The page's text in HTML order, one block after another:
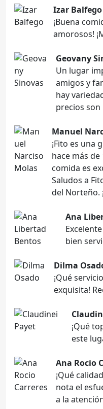
Izar Balfego
¡Buena
amorosos!
Geovany
Un lugar
amigos y
hay
precios son
Manuel
¡Fito es una
hace más
comida es
Saludos a
del Norteño.
Ana
bien
Dilma
¡Qué
exquisita!
¡Qué
este
Ana Rocio
¡Qué
nota el
a la